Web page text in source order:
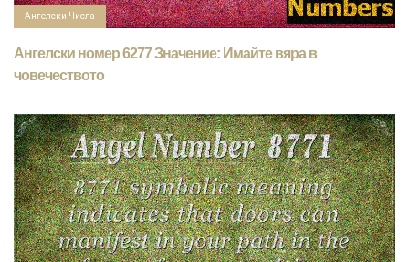
Ангелски Числа
Ангелски номер 6277 Значение: Имайте вяра в
човечеството